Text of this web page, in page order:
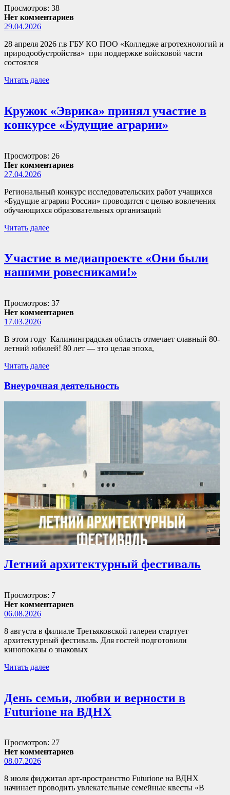
Просмотров: 38
Нет комментариев
29.04.2026
28 апреля 2026 г.в ГБУ КО ПОО «Колледже агротехнологий и
природообустройства» при поддержке войсковой части
состоялся
Читать далее
Кружок «Эврика» принял участие в
конкурсе «Будущие аграрии»
Просмотров: 26
Нет комментариев
27.04.2026
Региональный конкурс исследовательских работ учащихся
«Будущие аграрии России» проводится с целью вовлечения
обучающихся образовательных организаций
Читать далее
Участие в медиапроекте «Они были
нашими ровесниками!»
Просмотров: 37
Нет комментариев
17.03.2026
В этом году Калининградская область отмечает славный 80-
летний юбилей! 80 лет — это целая эпоха,
Читать далее
Внеурочная деятельность
Летний архитектурный фестиваль
Просмотров: 7
Нет комментариев
06.08.2026
8 августа в филиале Третьяковской галереи стартует
архитектурный фестиваль. Для гостей подготовили
кинопоказы о знаковых
Читать далее
День семьи, любви и верности в
Futurione на ВДНХ
Просмотров: 27
Нет комментариев
08.07.2026
8 июля фиджитал арт-пространство Futurione на ВДНХ
начинает проводить увлекательные семейные квесты «В